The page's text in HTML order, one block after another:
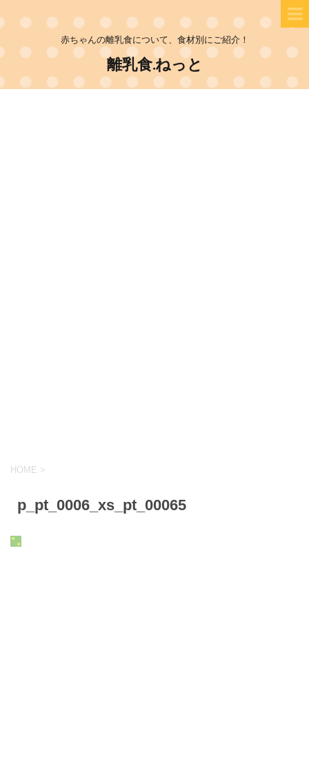
赤ちゃんの離乳食について、食材別にご紹介！
離乳食.ねっと
HOME >
p_pt_0006_xs_pt_00065